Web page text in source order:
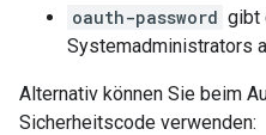
oauth-password gibt
Systemadministrators
Alternativ können Sie beim
Sicherheitscode verwenden: